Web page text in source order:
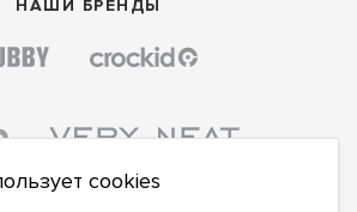
НАШИ БРЕНДЫ
cookies